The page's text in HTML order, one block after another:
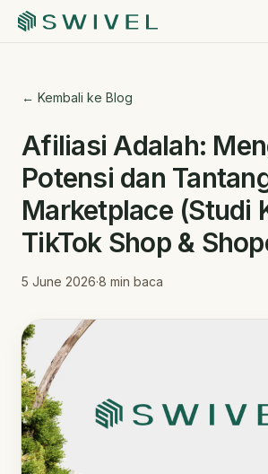
← Kembali ke Blog
Afiliasi Adalah:
Potensi dan
Marketplace (Studi
TikTok Shop &
5 June 2026·8 min baca